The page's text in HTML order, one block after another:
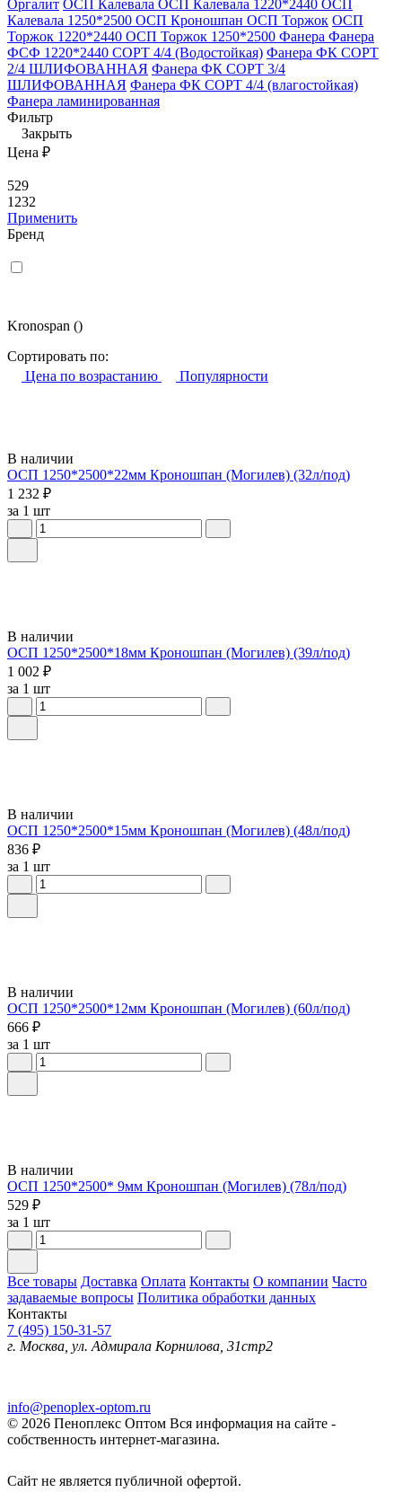
Оргалит ОСП Калевала ОСП Калевала 1220*2440 ОСП
Калевала 1250*2500 ОСП Кроношпан ОСП Торжок ОСП
Торжок 1220*2440 ОСП Торжок 1250*2500 Фанера Фанера
ФСФ 1220*2440 СОРТ 4/4 (Водостойкая) Фанера ФК СОРТ
2/4 ШЛИФОВАННАЯ Фанера ФК СОРТ 3/4
ШЛИФОВАННАЯ Фанера ФК СОРТ 4/4 (влагостойкая)
Фанера ламинированная
Фильтр
Закрыть
Цена ₽
529
1232
Применить
Бренд
Kronospan ()
Сортировать по:
Цена по возрастанию
Популярности
В наличии
ОСП 1250*2500*22мм Кроношпан (Могилев) (32л/под)
1 232 ₽
за 1 шт
В наличии
ОСП 1250*2500*18мм Кроношпан (Могилев) (39л/под)
1 002 ₽
за 1 шт
В наличии
ОСП 1250*2500*15мм Кроношпан (Могилев) (48л/под)
836 ₽
за 1 шт
В наличии
ОСП 1250*2500*12мм Кроношпан (Могилев) (60л/под)
666 ₽
за 1 шт
В наличии
ОСП 1250*2500* 9мм Кроношпан (Могилев) (78л/под)
529 ₽
за 1 шт
Все товары Доставка Оплата Контакты О компании Часто
задаваемые вопросы Политика обработки данных
Контакты
7 (495) 150-31-57
г. Москва, ул. Адмирала Корнилова, 31стр2
info@penoplex-optom.ru
© 2026 Пеноплекс Оптом Вся информация на сайте -
собственность интернет-магазина.
Сайт не является публичной офертой.